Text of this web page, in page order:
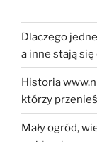
Dlaczego
a inne stają
Historia
którzy
Mały ogród,